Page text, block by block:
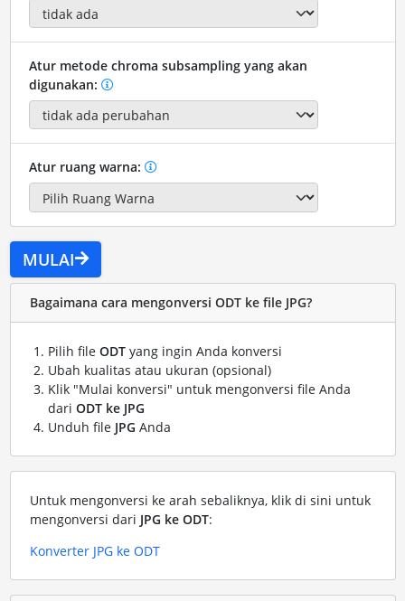
Atur metode chroma subsampling yang akan
digunakan:
Atur ruang warna:
MULAI
Bagaimana cara mengonversi ODT ke file JPG?
Pilih file ODTyang ingin Anda konversi
Ubah kualitas atau ukuran (opsional)
Klik "Mulai konversi" untuk mengonversi file Anda
dari ODT ke JPG
Unduh file JPG Anda
Untuk mengonversi ke arah sebaliknya, klik di sini untuk
mengonversi dari JPG ke ODT:
Konverter JPG ke ODT